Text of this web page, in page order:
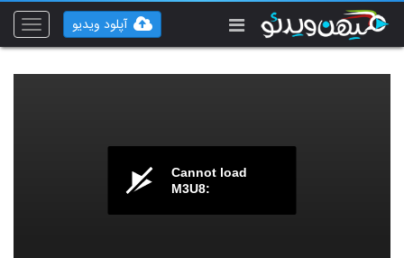
Toggle
آپلود ویدیو
Cannot load
M3U8: